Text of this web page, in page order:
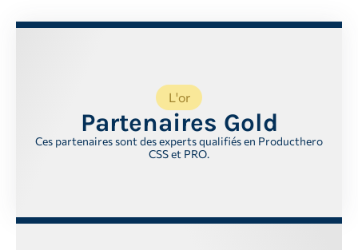
L'or
Partenaires Gold
Ces partenaires sont des experts qualifiés en Producthero
CSS et PRO.